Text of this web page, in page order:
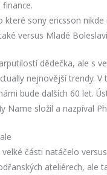
které sony ericsson nikde
versus Mladé
dědečka, ale s
nejnovější trendy. V
bude dalších 60 let.
Name složil a nazpíval
části natáčelo versus
ateliérech, ale